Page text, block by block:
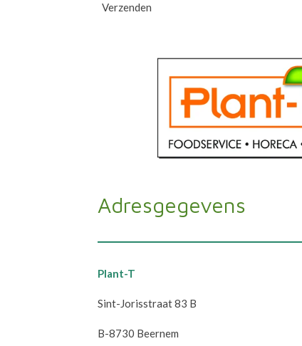
Verzenden
Adresgegevens
Plant-T
Sint-Jorisstraat 83 B
B-8730 Beernem